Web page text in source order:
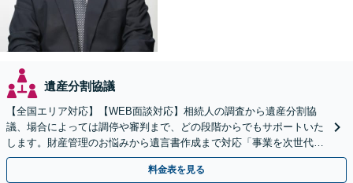
遺産分割協議
【全国エリア対応】【WEB面談対応】相続人の調査から遺産分割協
議、場合によっては調停や審判まで、どの段階からでもサポートいた
します。財産管理のお悩みから遺言書作成まで対応「事業を次世代に
引き継ぐ安心の事業承継をサポート」【完全個室相談】
料金表を見る